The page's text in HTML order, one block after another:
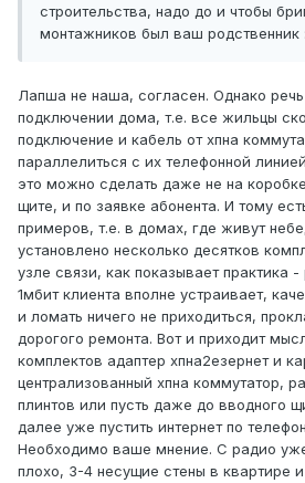
строительства, надо до и чтобы
монтажников был ваш родственник
Лапша не наша, согласен. Однако
подключении дома, т.е. все жильцы
подключение и кабель от хпна
параллелиться с их телефонной
это можно сделать даже не на
щите, и по заявке абонента. И тому
примеров, т.е. в домах, где живут
установлено несколько десятков
узле связи, как показывает практика -
1мбит клиента вполне устраивает,
и ломать ничего не приходиться,
дорогого ремонта. Вот и приходит
комплектов адаптер хпна2езернет и
централизованный хпна коммутатор,
плинтов или пусть даже до вводного
далее уже пустить интернет по
Необходимо ваше мнение. С радио
плохо, 3-4 несущие стены в квартире